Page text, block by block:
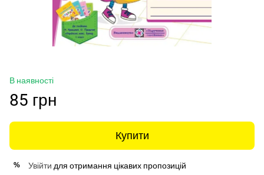
В наявності
85 грн
Купити
% Увійти для отримання цікавих пропозицій